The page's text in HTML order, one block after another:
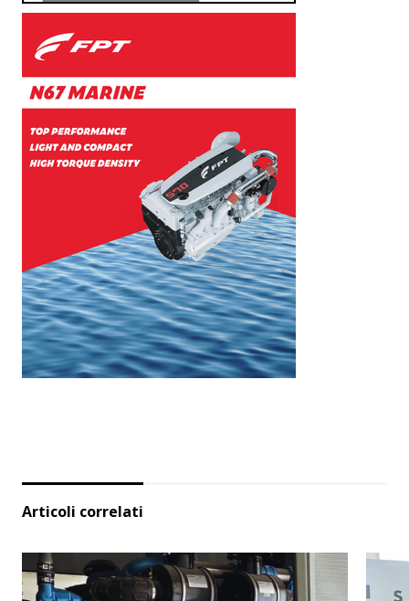
Articoli correlati